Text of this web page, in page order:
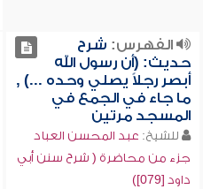
الفهرس: شرح
حديث: (أن رسول الله
أبصر رجلاً يصلي وحده ...) ,
ما جاء في الجمع في
المسجد مرتين
للشيخ: عبد المحسن العباد
جزء من محاضرة ( شرح سنن أبي
داود [079])